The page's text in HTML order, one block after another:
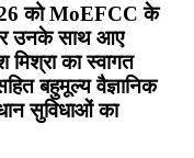
को MoEFCC के
उनके साथ आए
का स्वागत
बहुमूल्य वैज्ञानिक
सुविधाओं का